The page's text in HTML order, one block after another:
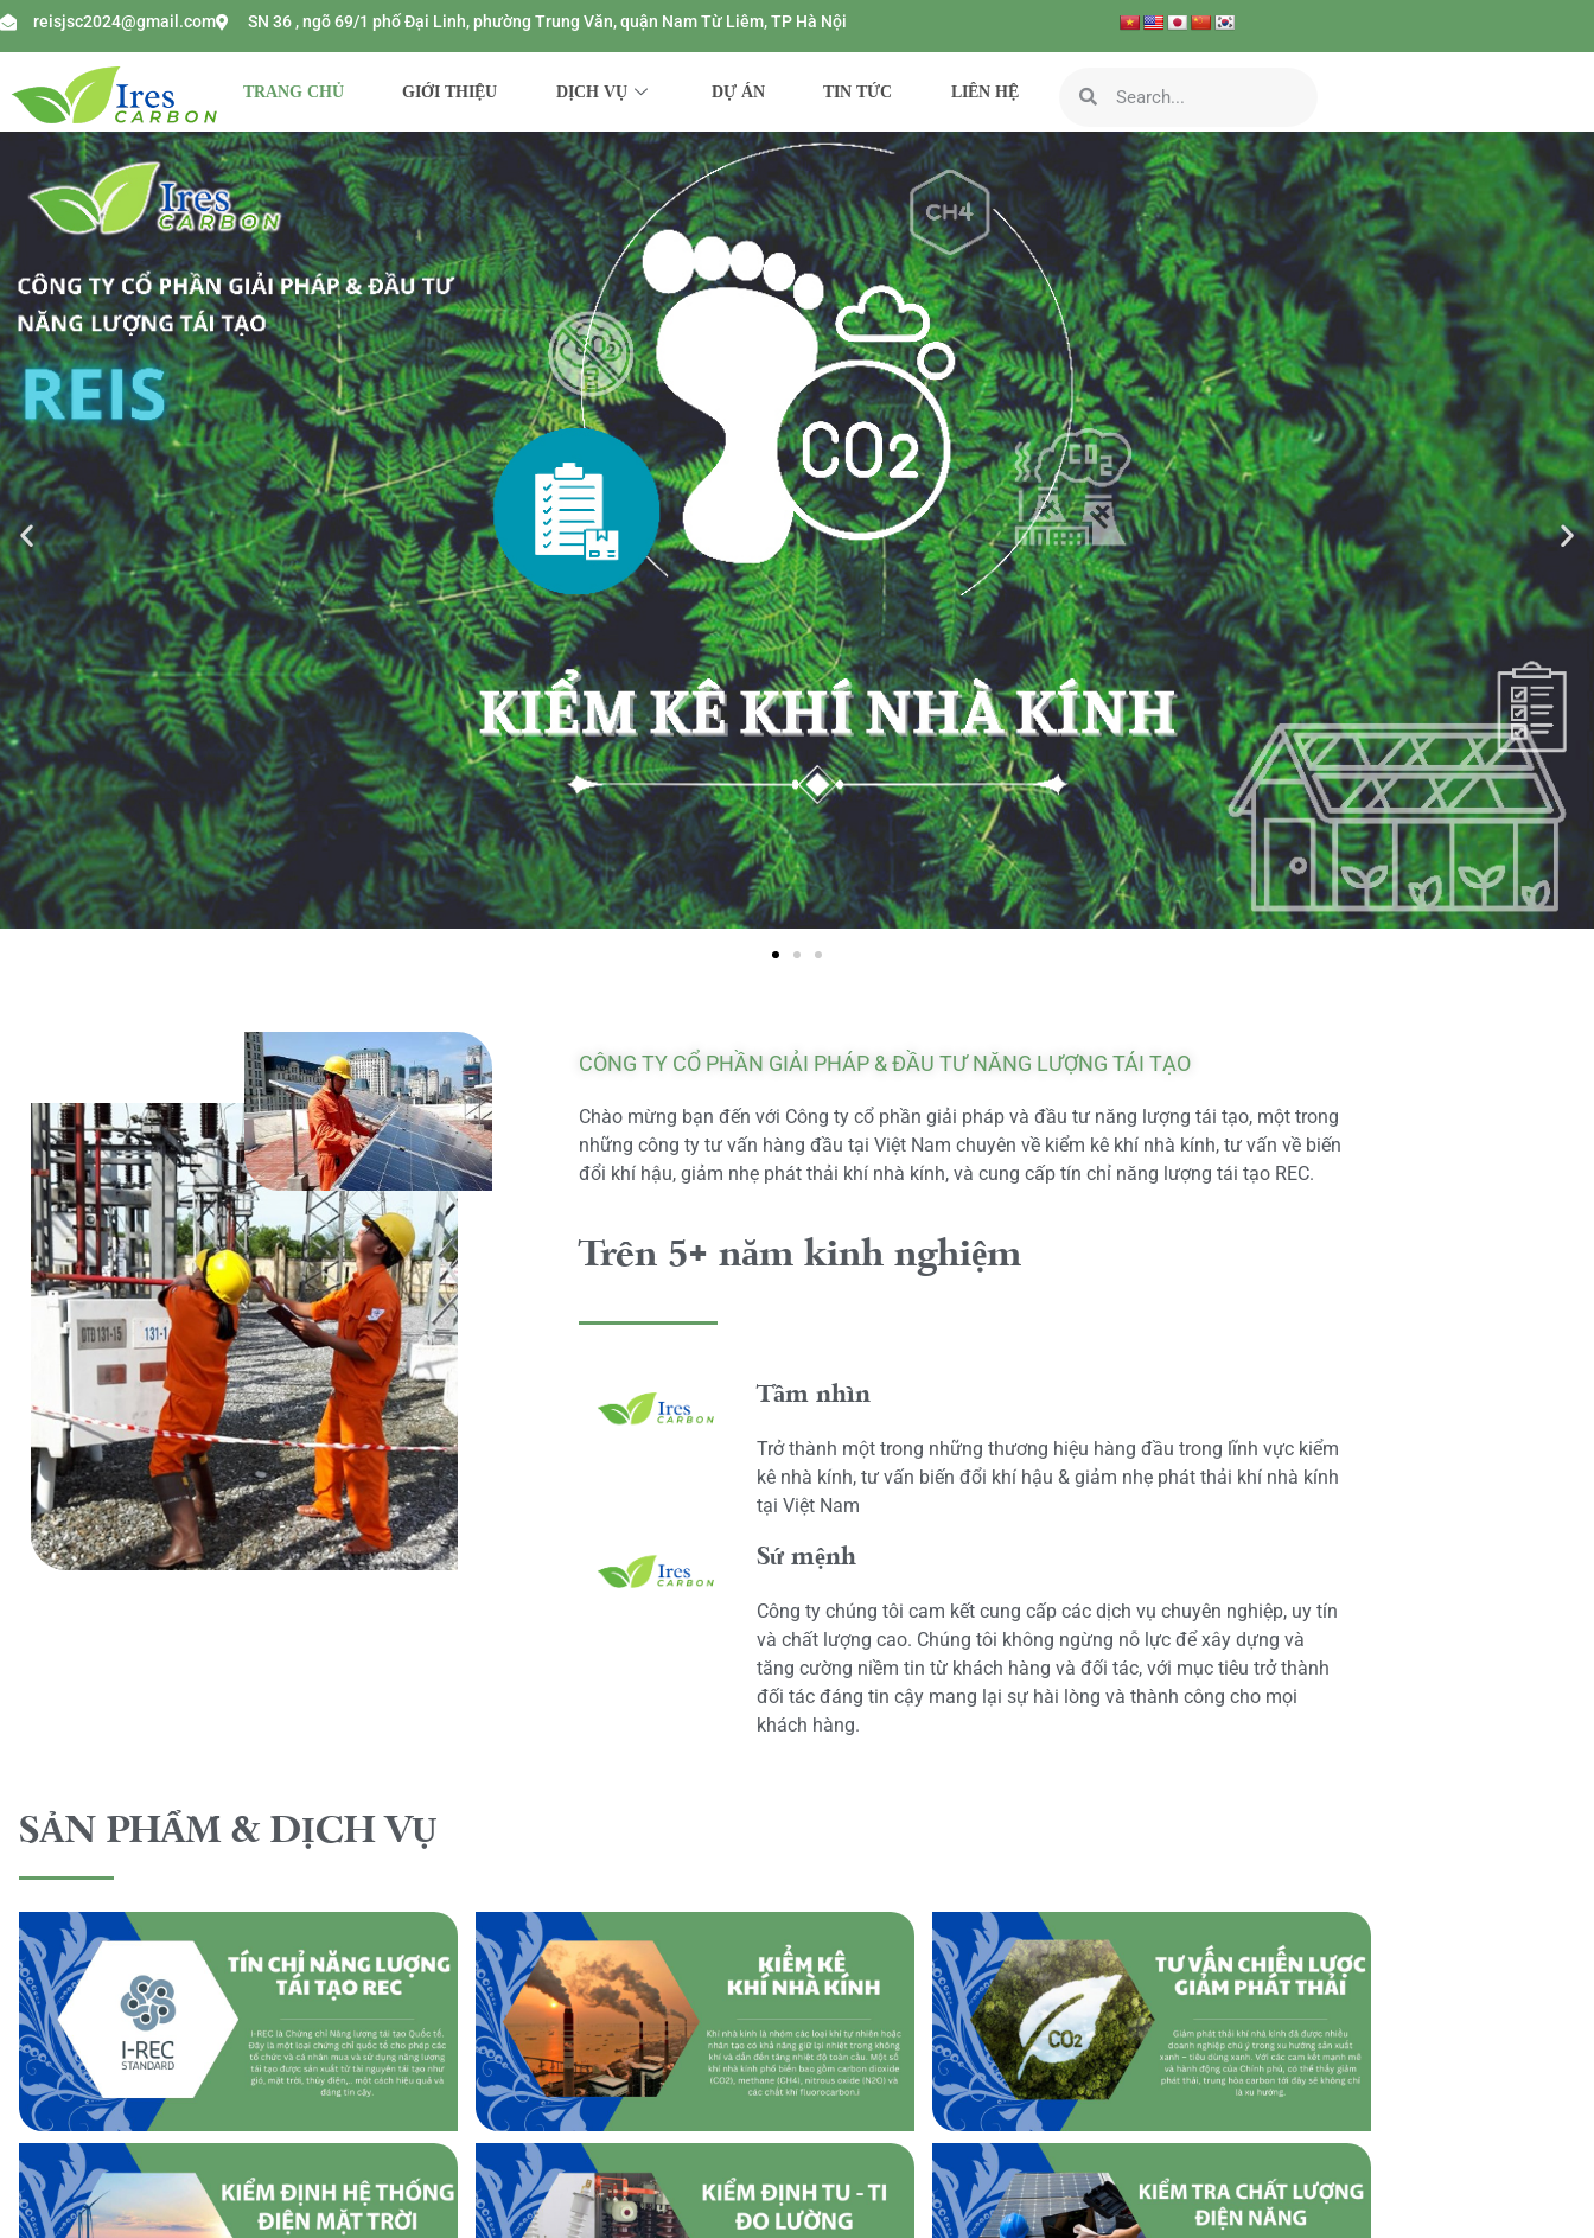
reisjsc2024@gmail.com SN 36 , ngõ 69/1 phố Đại Linh, phường Trung Văn, quận Nam Từ Liêm, TP Hà Nội
TRANG CHỦ GIỚI THIỆU DỊCH VỤ DỰ ÁN TIN TỨC LIÊN HỆ
CÔNG TY CỔ PHẦN GIẢI PHÁP & ĐẦU TƯ NĂNG LƯỢNG TÁI TẠO
Chào mừng bạn đến với Công ty cổ phần giải pháp và đầu tư năng lượng tái tạo, một trong
những công ty tư vấn hàng đầu tại Việt Nam chuyên về kiểm kê khí nhà kính, tư vấn về biến
đổi khí hậu, giảm nhẹ phát thải khí nhà kính, và cung cấp tín chỉ năng lượng tái tạo REC.
Trên 5+ năm kinh nghiệm
Tầm nhìn
Trở thành một trong những thương hiệu hàng đầu trong lĩnh vực kiểm
kê nhà kính, tư vấn biến đổi khí hậu & giảm nhẹ phát thải khí nhà kính
tại Việt Nam
Sứ mệnh
Công ty chúng tôi cam kết cung cấp các dịch vụ chuyên nghiệp, uy tín
và chất lượng cao. Chúng tôi không ngừng nỗ lực để xây dựng và
tăng cường niềm tin từ khách hàng và đối tác, với mục tiêu trở thành
đối tác đáng tin cậy mang lại sự hài lòng và thành công cho mọi
khách hàng.
SẢN PHẨM & DỊCH VỤ